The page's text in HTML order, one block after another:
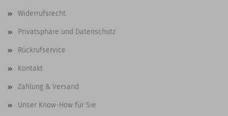
Widerrufsrecht
Privatsphäre und Datenschutz
Rückrufservice
Kontakt
Zahlung & Versand
Unser Know-How für Sie